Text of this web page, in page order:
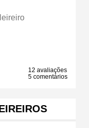
12 avaliações
5 comentários